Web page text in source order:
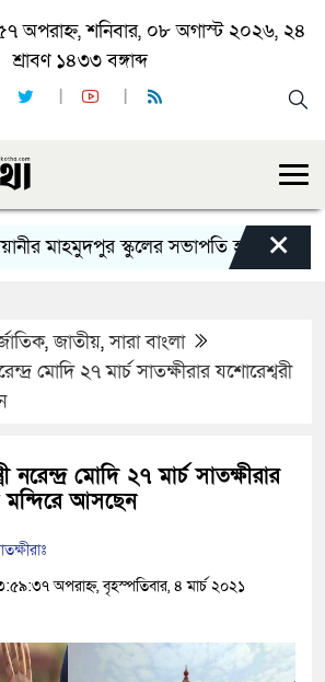
অপরাহ্ন, শনিবার, ০৮ অগাস্ট ২০২৬, ২৪
শ্রাবণ ১৪৩৩ বঙ্গাব্দ
স্কুলের সভাপতি হলেন গোবিন্দ×
,জাতীয়,সারা বাংলা
মোদি ২৭ মার্চ সাতক্ষীরার যশোরেশ্বরী
নরেন্দ্র মোদি ২৭ মার্চ সাতক্ষীরার
মন্দিরে আসছেন
অপরাহ্ন, বৃহস্পতিবার, ৪ মার্চ ২০২১